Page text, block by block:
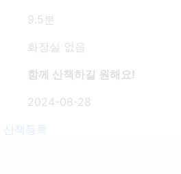
9.5분
화장실 없음
함께 산책하길 원해요!
2024-08-28
산책등록